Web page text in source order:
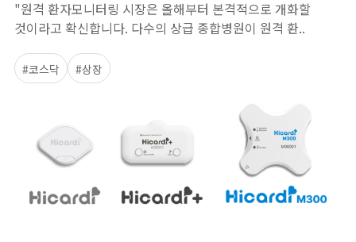
"원격 환자모니터링 시장은 올해부터 본격적으로 개화할
것이라고 확신합니다. 다수의 상급 종합병원이 원격 환..
#코스닥 #상장